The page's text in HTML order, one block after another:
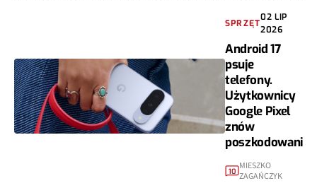
SPRZĘT
02 LIP
2026
Android 17
psuje
telefony.
Użytkownicy
Google Pixel
znów
poszkodowani
10 MIESZKO
ZAGAŃCZYK